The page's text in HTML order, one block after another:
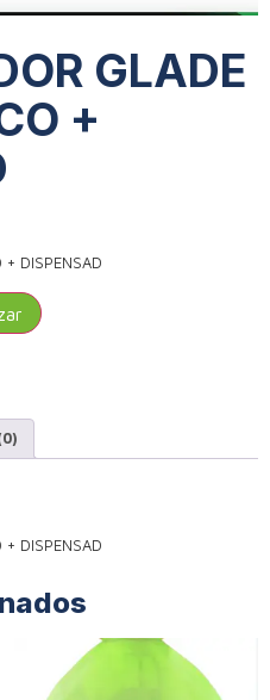
GLADE
+
+ DISPENSAD
+ DISPENSAD